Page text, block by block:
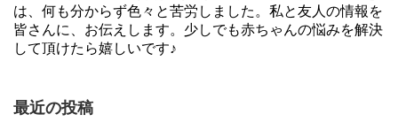
は、何も分からず色々と苦労しました。私と友人の情報を
皆さんに、お伝えします。少しでも赤ちゃんの悩みを解決
して頂けたら嬉しいです♪
最近の投稿